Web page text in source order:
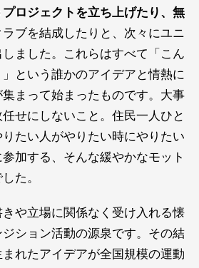
プロジェクトを立ち上げたり、無
ラブを結成したりと、次々にユニ
ました。これらはすべて「こん
という誰かのアイデアと情熱に
まって始まったものです。大事
せにしないこと。住民一人ひと
たい人がやりたい時にやりたい
加する、そんな緩やかなモット
た。
や立場に関係なく受け入れる懐
ション活動の源泉です。その結
れたアイデアが全国規模の運動